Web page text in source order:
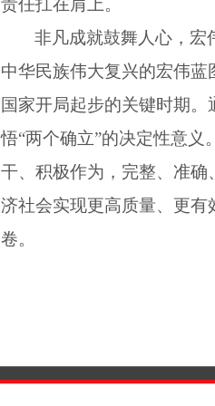
责任扛在肩上。
非凡成就鼓舞人心，宏
中华民族伟大复兴的宏伟
国家开局起步的关键时期
悟“两个确立”的决定性意
干、积极作为，完整、准
济社会实现更高质量、更
卷。